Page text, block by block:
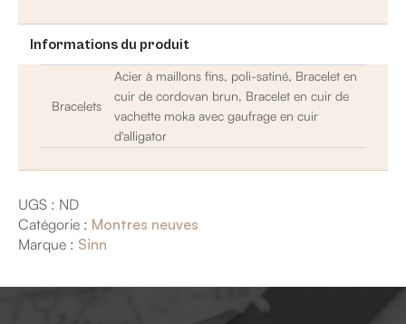
Informations du produit
Bracelets
Acier à maillons fins, poli-satiné, Bracelet en
cuir de cordovan brun, Bracelet en cuir de
vachette moka avec gaufrage en cuir
d'alligator
UGS : ND
Catégorie : Montres neuves
Marque : Sinn